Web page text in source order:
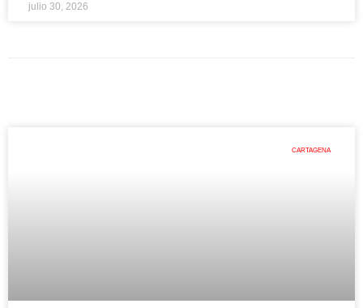
julio 30, 2026
CARTAGENA